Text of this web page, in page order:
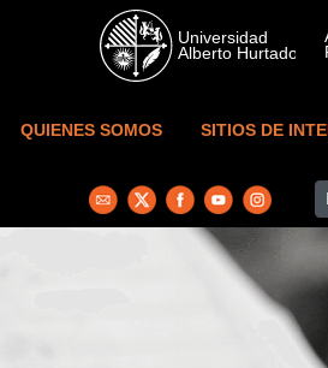
Skip to main content
QUIENES SOMOS SITIOS DE